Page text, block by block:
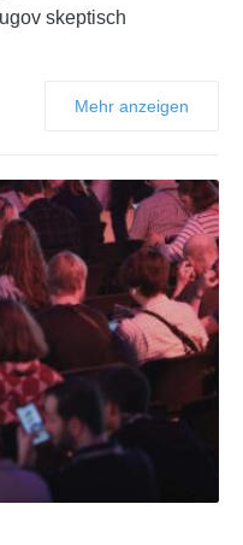
skeptisch
Mehr anzeigen